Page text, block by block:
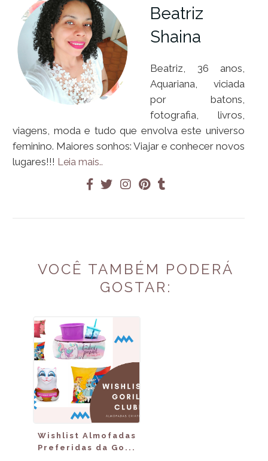
Beatriz
Shaina
Beatriz, 36 anos,
Aquariana, viciada
por batons,
fotografia, livros,
viagens, moda e tudo que envolva este universo
feminino. Maiores sonhos: Viajar e conhecer novos
lugares!!! Leia mais..
VOCÊ TAMBÉM PODERÁ
GOSTAR:
Wishlist Almofadas
Preferidas da Go...